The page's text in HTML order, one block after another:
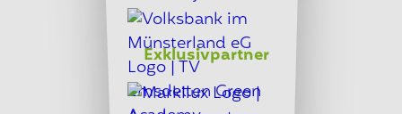
Exklusivpartner